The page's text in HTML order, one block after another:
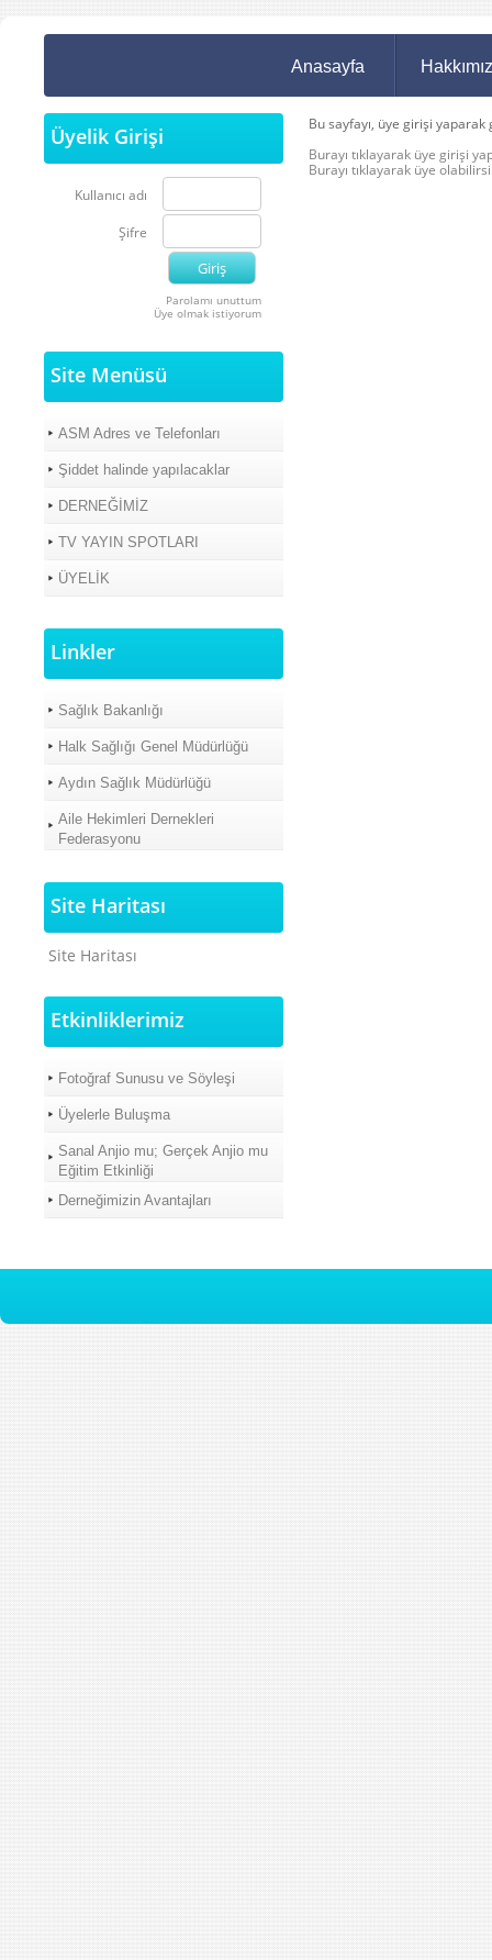
Anasayfa
Üyelik Girişi
Kullanıcı adı
Şifre
Parolamı unuttum
Üye olmak istiyorum
Site Menüsü
ASM Adres ve Telefonları
Şiddet halinde yapılacaklar
DERNEĞİMİZ
TV YAYIN SPOTLARI
ÜYELİK
Linkler
Sağlık Bakanlığı
Halk Sağlığı Genel Müdürlüğü
Aydın Sağlık Müdürlüğü
Aile Hekimleri Dernekleri
Federasyonu
Site Haritası
Site Haritası
Etkinliklerimiz
Fotoğraf Sunusu ve Söyleşi
Üyelerle Buluşma
Sanal Anjio mu; Gerçek Anjio mu
Eğitim Etkinliği
Derneğimizin Avantajları
Bu sayfayı, üye girişi
Burayı tıklayarak üye girişi
Burayı tıklayarak üye